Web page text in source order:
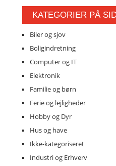
KATEGORIER PÅ
Biler og sjov
Boligindretning
Computer og IT
Elektronik
Familie og børn
Ferie og lejligheder
Hobby og Dyr
Hus og have
Ikke-kategoriseret
Industri og Erhverv